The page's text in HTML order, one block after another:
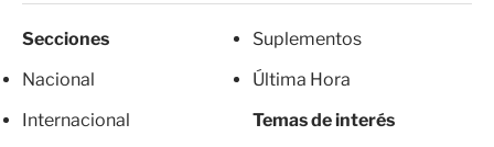
Secciones
Nacional
Internacional
Suplementos
Última Hora
Temas de interés